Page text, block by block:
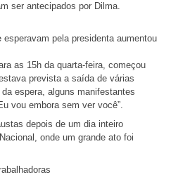
ser antecipados por Dilma.
pela presidenta aumentou
as 15h da quarta-feira, começou
prevista a saída de várias
espera, alguns manifestantes
vou embora sem ver você”.
depois de um dia inteiro
onde um grande ato foi